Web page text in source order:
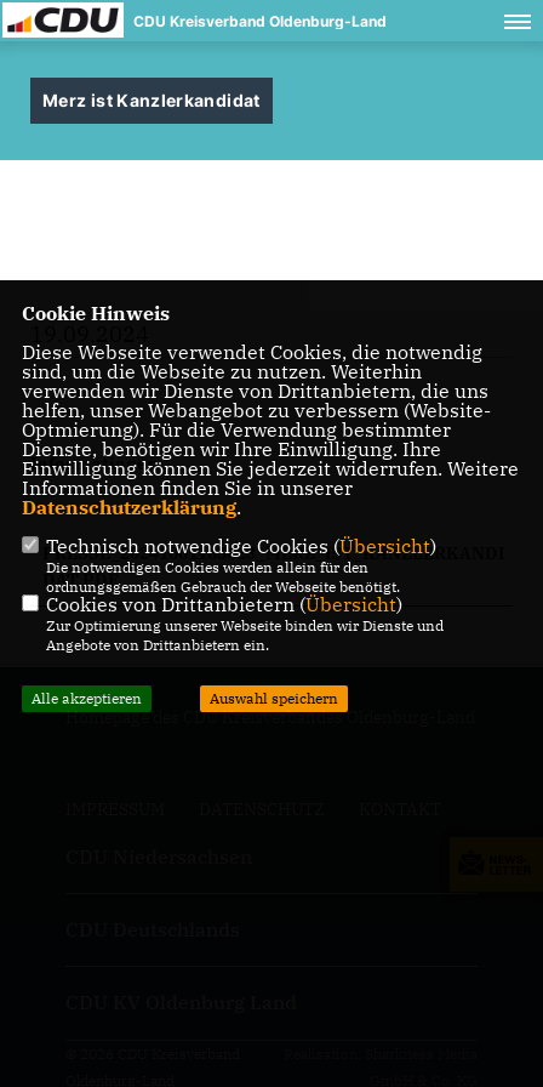
CDU Kreisverband Oldenburg-Land
Merz ist Kanzlerkandidat
Informationen
PRESSE_20241001185623_MERZ_IST_KANZLERKANDI
DAT.PDF
Homepage des CDU Kreisverbandes Oldenburg-Land
Cookie Hinweis
Diese Webseite verwendet Cookies, die notwendig
sind, um die Webseite zu nutzen. Weiterhin
verwenden wir Dienste von Drittanbietern, die uns
helfen, unser Webangebot zu verbessern (Website-
Optmierung). Für die Verwendung bestimmter
Dienste, benötigen wir Ihre Einwilligung. Ihre
Einwilligung können Sie jederzeit widerrufen. Weitere
Informationen finden Sie in unserer
Datenschutzerklärung.
Technisch notwendige Cookies (Übersicht)
Die notwendigen Cookies werden allein für den
ordnungsgemäßen Gebrauch der Webseite benötigt.
Cookies von Drittanbietern (Übersicht)
Zur Optimierung unserer Webseite binden wir Dienste und
Angebote von Drittanbietern ein.
Alle akzeptieren Auswahl speichern